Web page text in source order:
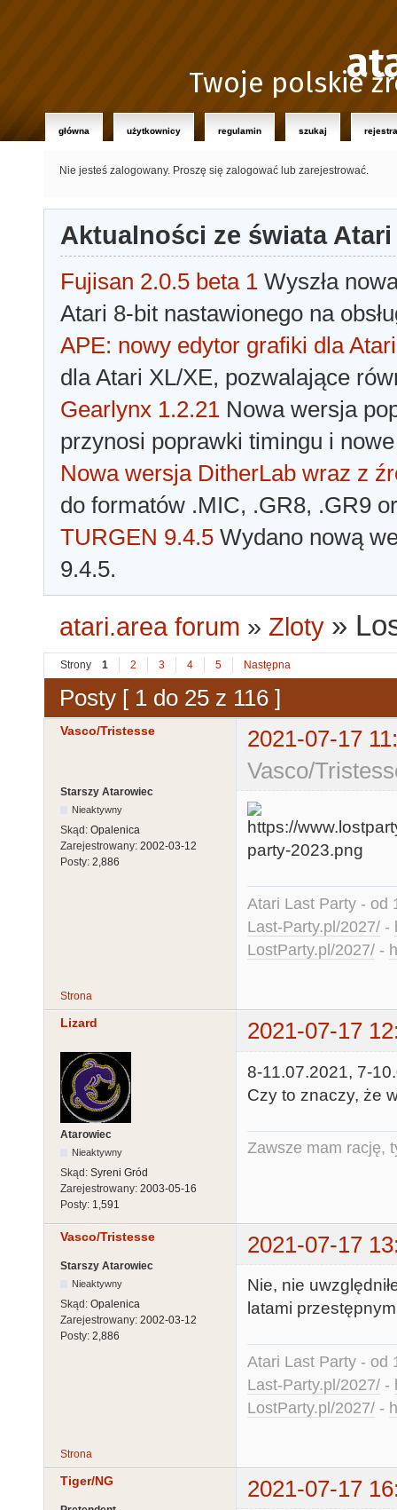
Twoje polskie
główna użytkownicy regulamin szukaj
Nie jesteś zalogowany. Proszę się zalogować lub zarejestrować.
Aktualności ze świata Atari
Fujisan 2.0.5 beta 1 Wyszła
Atari 8-bit nastawionego na
APE: nowy edytor grafiki dla Atari
dla Atari XL/XE, pozwalające
Gearlynx 1.2.21 Nowa wersja
przynosi poprawki timingu i
Nowa wersja DitherLab wraz z
do formatów .MIC, .GR8, .GR9
TURGEN 9.4.5 Wydano nową
9.4.5.
atari.area forum » Zloty »
Strony 1 2 3 4 5 Następna
Posty [ 1 do 25 z 116 ]
Vasco/Tristesse
2021-07-17
Vasco/
Starszy Atarowiec
Nieaktywny
Skąd: Opalenica
Zarejestrowany: 2002-03-12
Posty: 2,886
Atari Last Party - od
Last-Party.pl/2027/ -
LostParty.pl/2027/ -
Strona
Lizard 2021-07-17
Atarowiec
Nieaktywny
Skąd: Syreni Gród
Zarejestrowany: 2003-05-16
Posty: 1,591
8-11.07.2021, 7-
Czy to znaczy, że
Zawsze mam rację,
Vasco/Tristesse 2021-07-17
Starszy Atarowiec
Nieaktywny
Skąd: Opalenica
Zarejestrowany: 2002-03-12
Posty: 2,886
Nie, nie
latami
Atari Last Party - od
Last-Party.pl/2027/ -
LostParty.pl/2027/ -
Strona
Tiger/NG 2021-07-17